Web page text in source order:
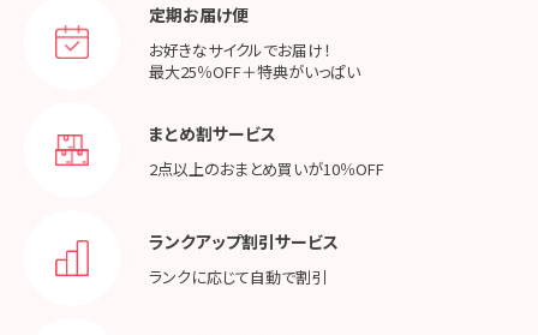
定期お届け便
お好きなサイクルでお届け！
最大25％OFF＋特典がいっぱい
まとめ割サービス
2点以上のおまとめ買いが10％OFF
ランクアップ割引サービス
ランクに応じて自動で割引